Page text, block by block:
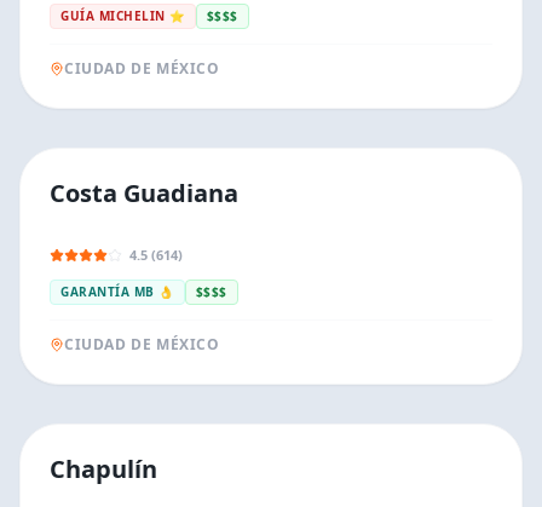
GUÍA MICHELIN ⭐ $$$$
CIUDAD DE MÉXICO
Costa Guadiana
4.5 (614)
GARANTÍA MB 👌 $$$$
CIUDAD DE MÉXICO
Chapulín